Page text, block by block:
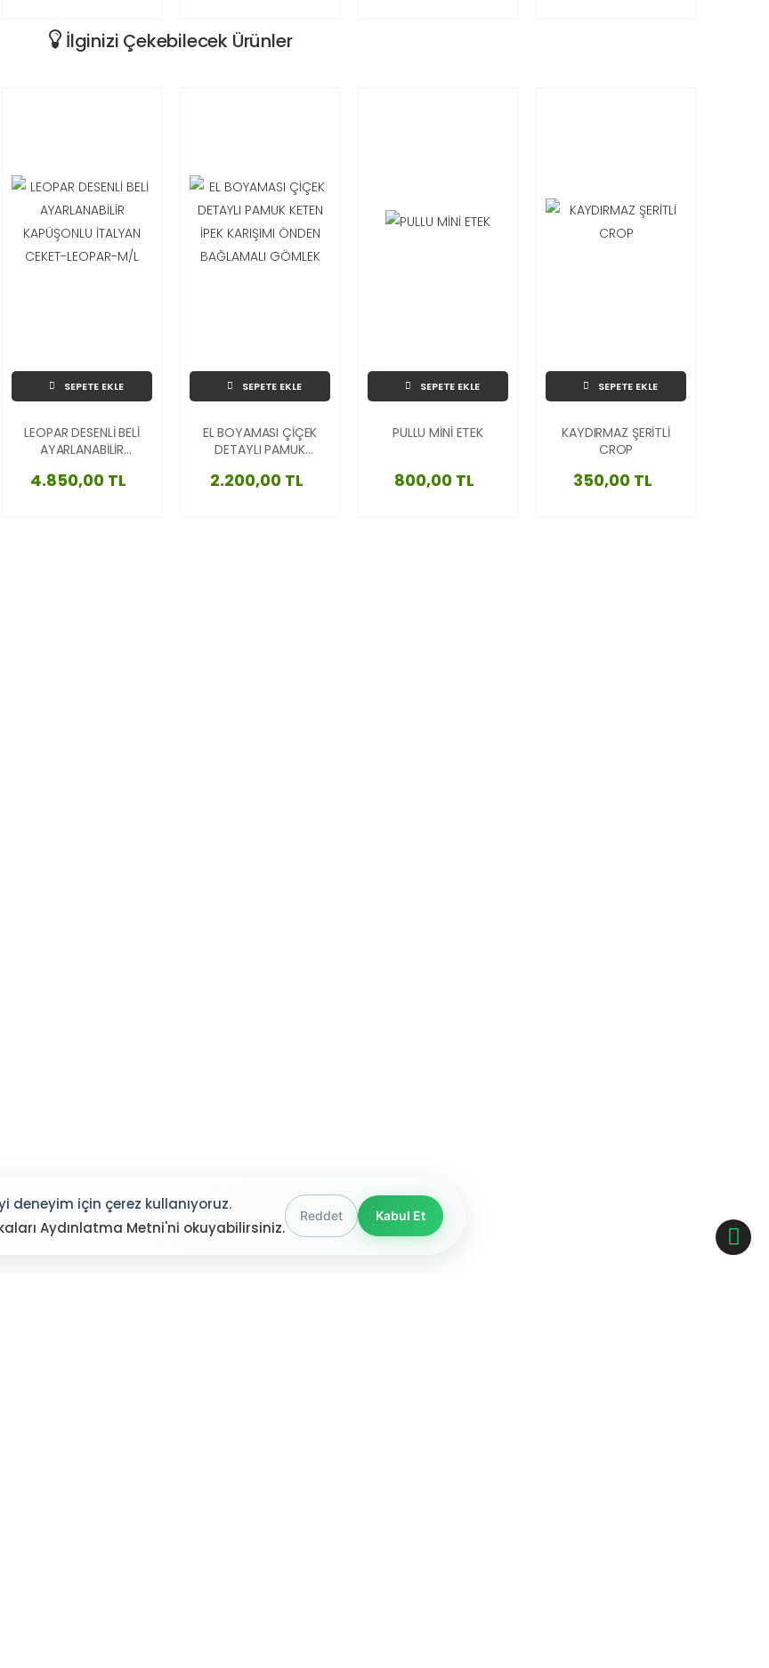
İlginizi Çekebilecek Ürünler
SEPETE EKLE
LEOPAR DESENLİ BELİ
AYARLANABİLİR
CEKET-LEOPAR-M/L
4.850,00 TL
SEPETE EKLE
EL BOYAMASI ÇİÇEK
DETAYLI PAMUK
ÖNDEN BAĞLAMALI
2.200,00 TL
SEPETE EKLE
PULLU MİNİ ETEK
800,00 TL
SEPETE EKLE
KAYDIRMAZ ŞERİTLİ
CROP
350,00 TL
deneyim için çerez kullanıyoruz.
Aydınlatma Metni'ni okuyabilirsiniz.
Reddet Kabul Et